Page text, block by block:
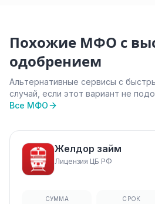
Похожие МФО с
одобрением
Альтернативные сервисы с
случай, если этот вариант не
Все МФО
Желдор займ
Лицензия ЦБ РФ
СУММА СРОК